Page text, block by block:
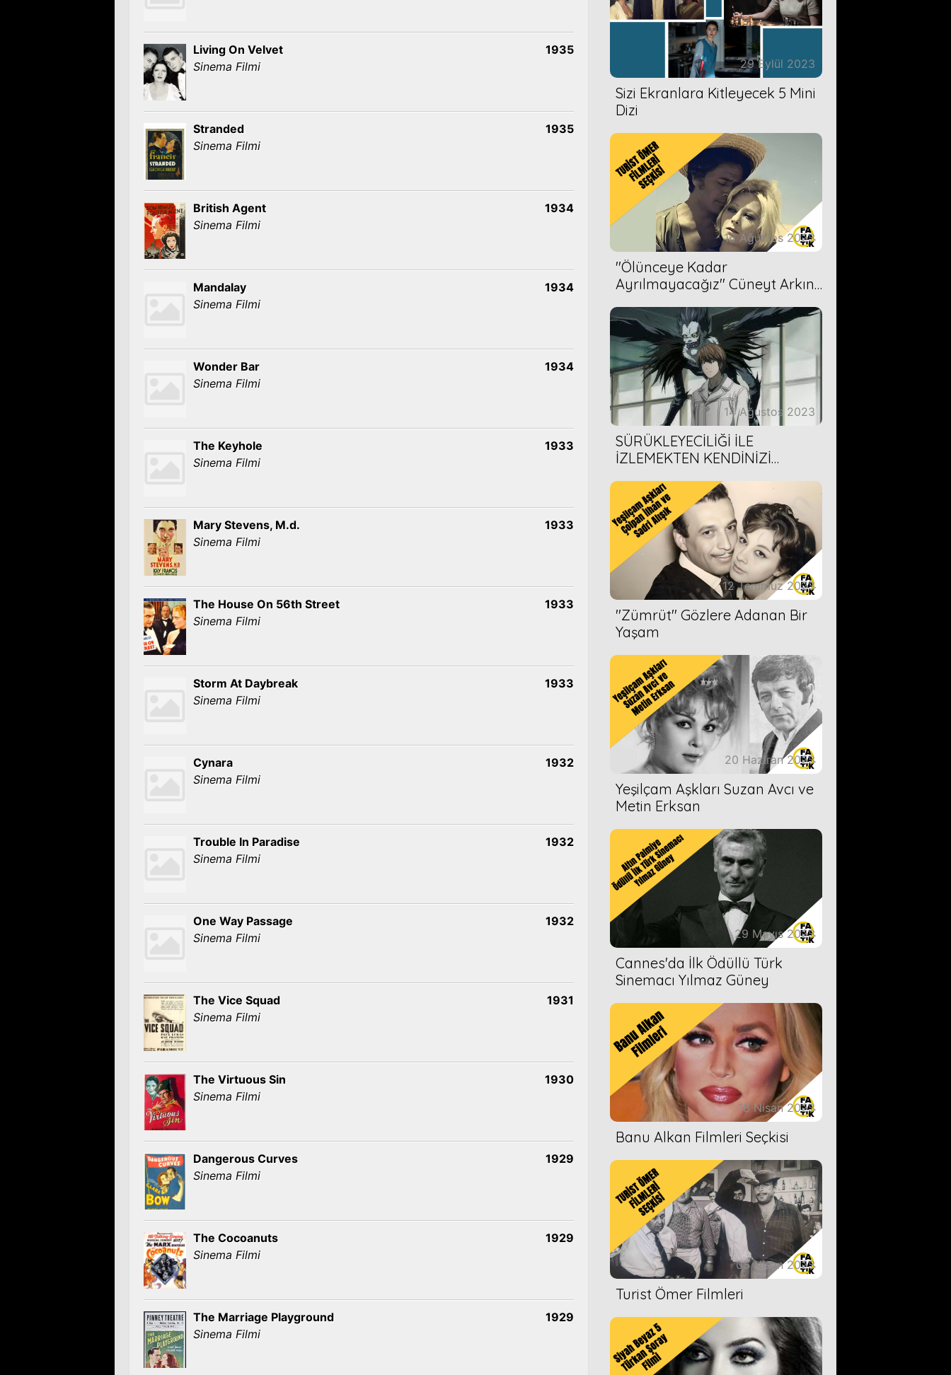
Living On Velvet
Sinema Filmi
1935
Stranded
Sinema Filmi
1935
British Agent
Sinema Filmi
1934
Mandalay
Sinema Filmi
1934
Wonder Bar
Sinema Filmi
1934
The Keyhole
Sinema Filmi
1933
Mary Stevens, M.d.
Sinema Filmi
1933
The House On 56th Street
Sinema Filmi
1933
Storm At Daybreak
Sinema Filmi
1933
Cynara
Sinema Filmi
1932
Trouble In Paradise
Sinema Filmi
1932
One Way Passage
Sinema Filmi
1932
The Vice Squad
Sinema Filmi
1931
The Virtuous Sin
Sinema Filmi
1930
Dangerous Curves
Sinema Filmi
1929
The Cocoanuts
Sinema Filmi
1929
The Marriage Playground
Sinema Filmi
1929
29 Eylül 2023
Sizi Ekranlara Kitleyecek 5 Mini
Dizi
16 Ağustos 2023
''Ölünceye Kadar
Ayrılmayacağız'' Cüneyt Arkın-
14 Ağustos 2023
SÜRÜKLEYECİLİĞİ İLE
İZLEMEKTEN KENDİNİZİ
ÖNERİMİZ
12 Temmuz 2023
''Zümrüt'' Gözlere Adanan Bir
Yaşam
20 Haziran 2023
Yeşilçam Aşkları Suzan Avcı ve
Metin Erksan
29 Mayıs 2023
Cannes'da İlk Ödüllü Türk
Sinemacı Yılmaz Güney
18 Nisan 2023
Banu Alkan Filmleri Seçkisi
05 Nisan 2023
Turist Ömer Filmleri